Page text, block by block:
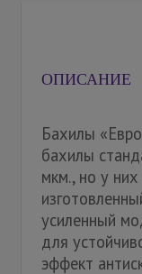
ОПИСАНИЕ
Бахилы
бахилы
мкм., но у
усиленный
для
эффект